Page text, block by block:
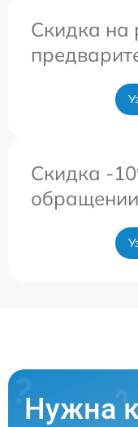
Скидка на
Скидка -
обращении
Нужна